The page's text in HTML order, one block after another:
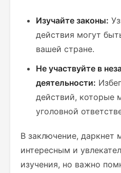
Изучайте законы:
действия могут
вашей стране.
Не участвуйте в
деятельности:
действий, которые
уголовной
В заключение, даркнет
интересным и
изучения, но важно